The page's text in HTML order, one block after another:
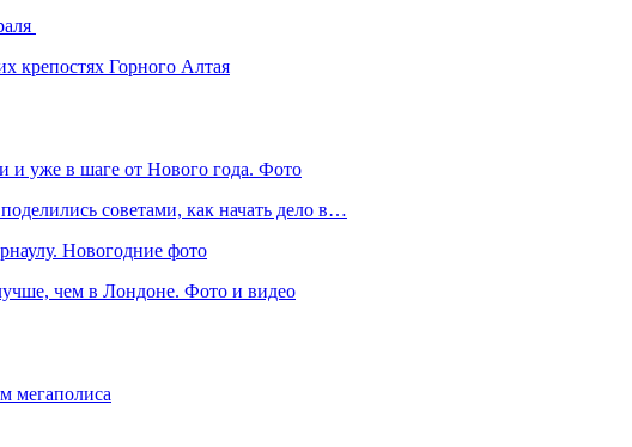
крепостях Горного Алтая
и уже в шаге от Нового года. Фото
советами, как начать дело в…
Новогодние фото
чем в Лондоне. Фото и видео
мегаполиса